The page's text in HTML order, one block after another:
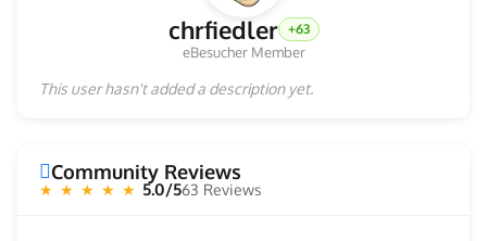
chrfiedler +63
eBesucher Member
This user hasn't added a description yet.
Community Reviews
★ ★ ★ ★ ★ 5.0/563 Reviews